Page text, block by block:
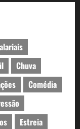
Chuva
Comédia
Estreia